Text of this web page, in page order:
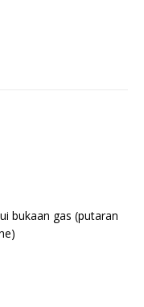
bukaan gas (putaran